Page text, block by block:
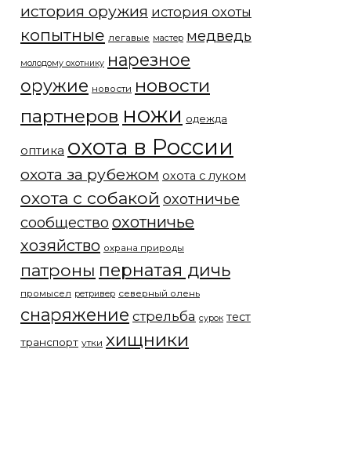
история оружия история охоты
копытные легавые мастер медведь
молодому охотнику нарезное
оружие новости новости
партнеров ножи одежда
оптика охота в России
охота за рубежом охота с луком
охота с собакой охотничье
сообщество охотничье
хозяйство охрана природы
патроны пернатая дичь
промысел ретривер северный олень
снаряжение стрельба сурок тест
транспорт утки хищники